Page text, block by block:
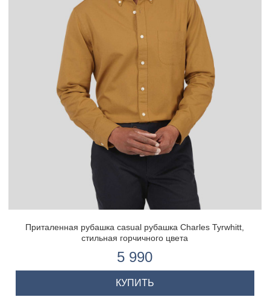
Приталенная рубашка casual рубашка Charles Tyrwhitt,
стильная горчичного цвета
5 990
КУПИТЬ